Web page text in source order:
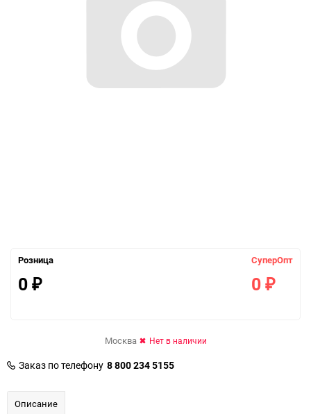
Розница
0 ₽
СуперОпт
0 ₽
Москва Нет в наличии
Заказ по телефону 8 800 234 5155
Описание